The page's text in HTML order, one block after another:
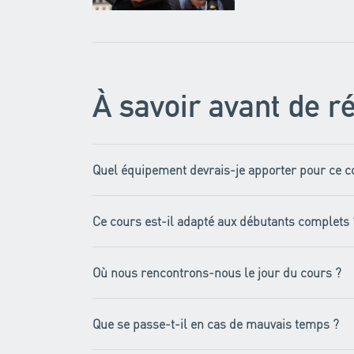
À savoir avant de
Quel équipement devrais-je apporter pour ce
Ce cours est-il adapté aux débutants complets
Où nous rencontrons-nous le jour du cours ?
Que se passe-t-il en cas de mauvais temps ?